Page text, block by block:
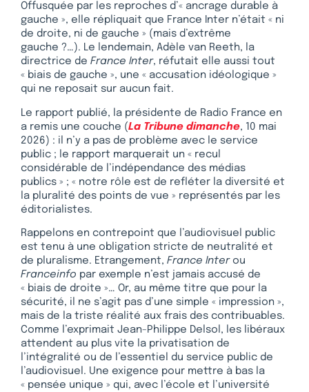
Offusquée par les reproches d’« ancrage durable à
gauche », elle répliquait que France Inter n’était « ni
de droite, ni de gauche » (mais d’extrême
gauche ?…). Le lendemain, Adèle van Reeth, la
directrice de France Inter, réfutait elle aussi tout
« biais de gauche », une « accusation idéologique »
qui ne reposait sur aucun fait.
Le rapport publié, la présidente de Radio France en
a remis une couche (La Tribune dimanche, 10 mai
2026) : il n’y a pas de problème avec le service
public ; le rapport marquerait un « recul
considérable de l’indépendance des médias
publics » ; « notre rôle est de refléter la diversité et
la pluralité des points de vue » représentés par les
éditorialistes.
Rappelons en contrepoint que l’audiovisuel public
est tenu à une obligation stricte de neutralité et
de pluralisme. Etrangement, France Interou
Franceinfo par exemple n’est jamais accusé de
« biais de droite »… Or, au même titre que pour la
sécurité, il ne s’agit pas d’une simple « impression »,
mais de la triste réalité aux frais des contribuables.
Comme l’exprimait Jean-Philippe Delsol, les libéraux
attendent au plus vite la privatisation de
l’intégralité ou de l’essentiel du service public de
l’audiovisuel. Une exigence pour mettre à bas la
« pensée unique » qui, avec l’école et l’université